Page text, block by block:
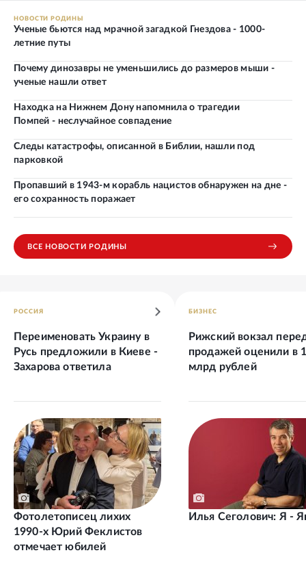
НОВОСТИ РОДИНЫ
Ученые бьются над мрачной загадкой Гнездова - 1000-
летние путы
Почему динозавры не уменьшились до размеров мыши -
ученые нашли ответ
Находка на Нижнем Дону напомнила о трагедии
Помпей - неслучайное совпадение
Следы катастрофы, описанной в Библии, нашли под
парковкой
Пропавший в 1943-м корабль нацистов обнаружен на дне -
его сохранность поражает
ВСЕ НОВОСТИ РОДИНЫ
РОССИЯ
Переименовать Украину в
Русь предложили в Киеве -
Захарова ответила
Фотолетописец лихих
1990-х Юрий Феклистов
отмечает юбилей
БИЗНЕС
Рижский вокзал
продажей оценили в
млрд рублей
Илья Сеголович: Я -